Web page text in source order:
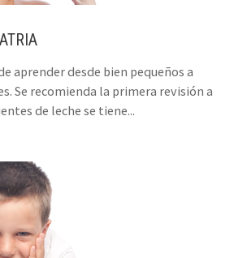
aprender desde bien pequeños a
Se recomienda la primera revisión a
de leche se tiene...